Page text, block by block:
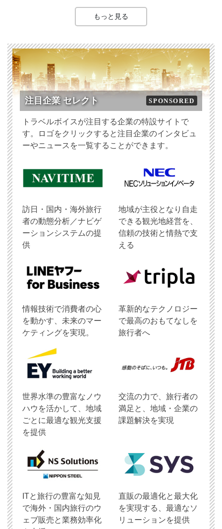
もっと見る
注目企業 セレクト SPONSORED
トラベルボイスが注目する企業の特設サイトで
す。ロゴをクリックすると注目企業のインタビュ
ーやニュースを一覧することができます。
訪日・国内・海外旅行
者の動態分析／ナビゲ
ーションシステムの提
供
地域が主役となり自走
できる観光地経営を、
信頼の技術と情熱で支
える
情報技術で消費者の心
を動かす、未来のマー
ケティングを実現。
革新的なテクノロジー
で最高のおもてなしを
旅行者へ
世界水準の豊富なノウ
ハウを活かして、地域
ごとに最適な観光支援
を提供
交流の力で、旅行者の
満足と、地域・企業の
課題解決を実現
ITと旅行の豊富な知見
で海外・国内旅行のウ
ェブ販売と業務効率化
直販の最適化と最大化
を実現する、最適なソ
リューションを提供